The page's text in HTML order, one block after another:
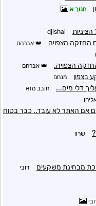
חנוך א
djishai
החזקה הצפויה אברהם
הצפויה. אברהם
מנחם
דלי מים... חובב מזא
אם האתר לא עובד.. כבר בטוח
שרון
מבחינת משקעים דובי